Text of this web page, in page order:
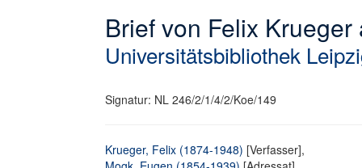
Brief von Felix
Universitätsbibliothek
Signatur: NL 246/2/1/4/2/Koe/149
Krueger, Felix (1874-1948) [Verfasser],